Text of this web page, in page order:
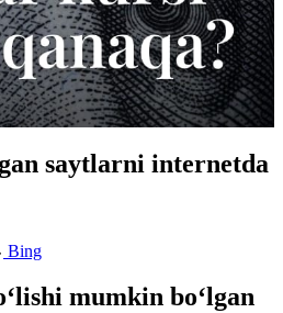
saytlarni internetda
Bing
mumkin bo‘lgan